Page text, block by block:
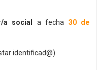
a social a fecha 30 de
identificad@)